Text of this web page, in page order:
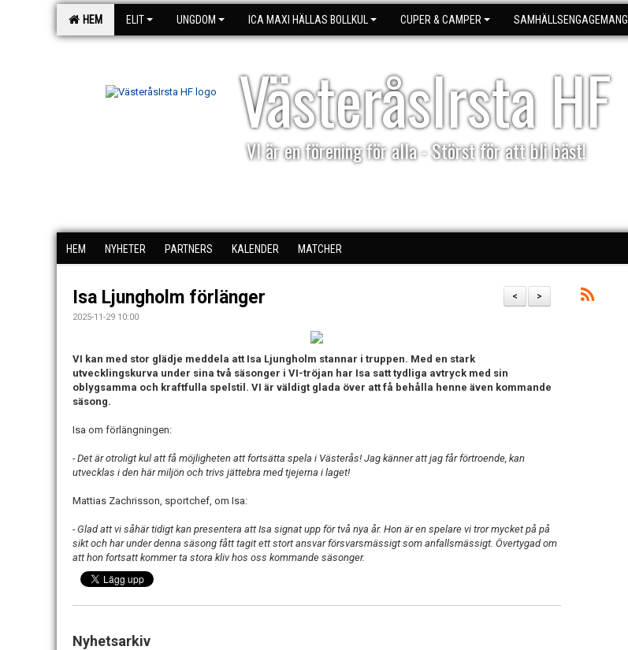
HEM ELIT UNGDOM ICA MAXI HÄLLAS BOLLKUL CUPER & CAMPER SAMHÄLLSENGAGEMANG
VästeråsIrsta HF
VI är en förening för alla - Störst för att bli bäst!
HEM NYHETER PARTNERS KALENDER MATCHER
>
<
Isa Ljungholm förlänger
2025-11-29 10:00
VI kan med stor glädje meddela att Isa Ljungholm stannar i truppen. Med en stark
utvecklingskurva under sina två säsonger i VI-tröjan har Isa satt tydliga avtryck med sin
oblygsamma och kraftfulla spelstil. VI är väldigt glada över att få behålla henne även kommande
säsong.
Isa om förlängningen:
- Det är otroligt kul att få möjligheten att fortsätta spela i Västerås! Jag känner att jag får förtroende, kan
utvecklas i den här miljön och trivs jättebra med tjejerna i laget!
Mattias Zachrisson, sportchef, om Isa:
- Glad att vi såhär tidigt kan presentera att Isa signat upp för två nya år. Hon är en spelare vi tror mycket på på
sikt och har under denna säsong fått tagit ett stort ansvar försvarsmässigt som anfallsmässigt. Övertygad om
att hon fortsatt kommer ta stora kliv hos oss kommande säsonger.
Nyhetsarkiv